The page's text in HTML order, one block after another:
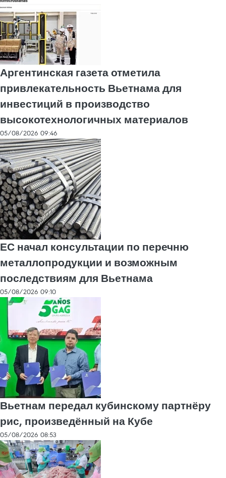
Аргентинская газета отметила
привлекательность Вьетнама для
инвестиций в производство
высокотехнологичных материалов
05/08/2026 09:46
ЕС начал консультации по перечню
металлопродукции и возможным
последствиям для Вьетнама
05/08/2026 09:10
Вьетнам передал кубинскому партнёру
рис, произведённый на Кубе
05/08/2026 08:53